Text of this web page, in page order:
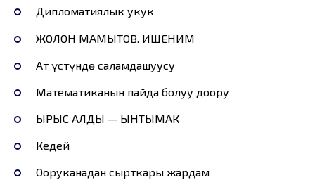
Дипломатиялык укук
ЖОЛОН МАМЫТОВ. ИШЕНИМ
Ат үстүндө саламдашуусу
Математиканын пайда болуу доору
ЫРЫС АЛДЫ — ЫНТЫМАК
Кедей
Ооруканадан сырткары жардам